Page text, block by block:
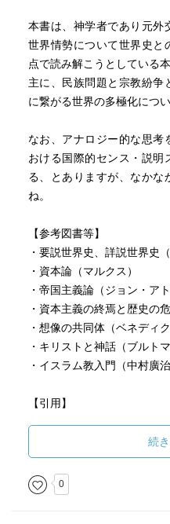
本書は、神学者であり元外
世界情勢について世界史と
点で読み解こうとしている本
主に、民族問題と宗教紛争
に繋がる世界の多極化につ
なお、アナロジー的な思考
おける国際的センス・説明
る、とありますが、なかな
ね。
【参考図書等】
・要説世界史、詳説世界史
・資本論（マルクス）
・帝国主義論（ジョン・ア
・資本主義の終焉と歴史の
・想像の共同体（ベネディ
・キリストと神話（ブルトマ
・イスラム教入門（中村廣治
【引用】
ひとつと考えているがその
なるからです。
ヒト・モノ・カネが国境を
在、ビジネスパーソンには
続
0